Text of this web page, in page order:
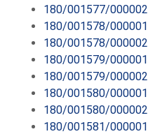
180/001577/000002
180/001578/000001
180/001578/000002
180/001579/000001
180/001579/000002
180/001580/000001
180/001580/000002
180/001581/000001